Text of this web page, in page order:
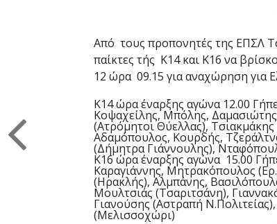
Από τους προπονητές της ΕΠΣΛ
παίκτες τής Κ14 και Κ16 να
12 ώρα 09.15 για αναχώρηση για
Κ14 ώρα έναρξης αγώνα 12.00
Κοψαχείλης, Μπόλης,
(Ατρόμητοι Θύελλας),
Αδαμόπουλος, Κουρδής,
(Δήμητρα Γιάννουλης),
Κ16 ώρα έναρξης αγώνα 15.00
Καραγιάννης, Μητρακόπουλος
(Ηρακλής), Αλμπάνης,
Μουλτσιάς (Τσαριτσάνη),
Γιανούσης (Αστραπή
(Μελισσοχώρι)